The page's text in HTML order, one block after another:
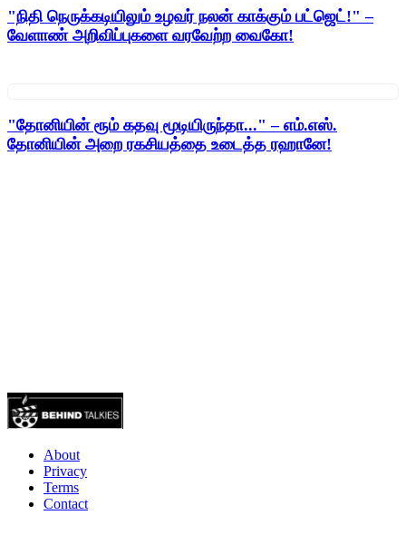
"நிதி நெருக்கடியிலும் உழவர் நலன் காக்கும் பட்ஜெட்!" –
வேளாண் அறிவிப்புகளை வரவேற்ற வைகோ!
"தோனியின் ரூம் கதவு மூடியிருந்தா..." – எம்.எஸ்.
தோனியின் அறை ரகசியத்தை உடைத்த ரஹானே!
About
Privacy
Terms
Contact